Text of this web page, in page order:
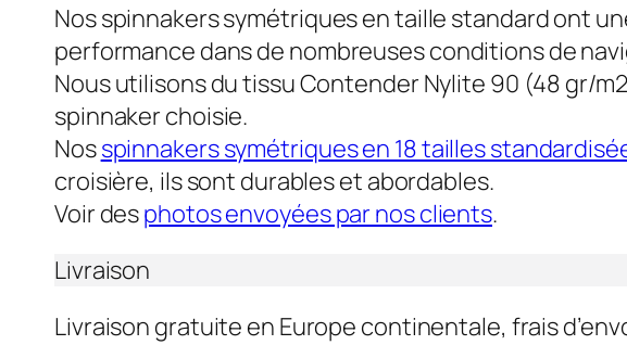
Nos spinnakers symétriques en taille standard ont
performance dans de nombreuses conditions de
Nous utilisons du tissu Contender Nylite 90 (48 gr/
spinnaker choisie.
Nosspinnakers symétriques en 18 tailles
croisière, ils sont durables et abordables.
Voir desphotos envoyées par nos clients.
Livraison
Livraison gratuite en Europe continentale, frais